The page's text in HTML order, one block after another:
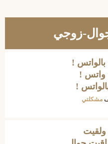
زوجي
!
واتس !
!
مشكلتي